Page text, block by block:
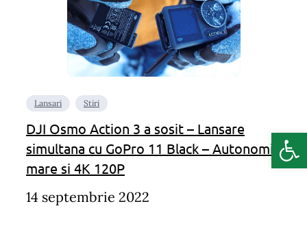
Lansari Stiri
DJI Osmo Action 3 a sosit – Lansare
simultana cu GoPro 11 Black – Autonomie
mare si 4K 120P
14 septembrie 2022